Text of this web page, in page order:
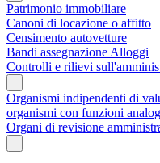
Patrimonio immobiliare
Canoni di locazione o affitto
Censimento autovetture
Bandi assegnazione Alloggi
Controlli e rilievi
Organismi indipendenti di
organismi con funzioni
Organi di revisione